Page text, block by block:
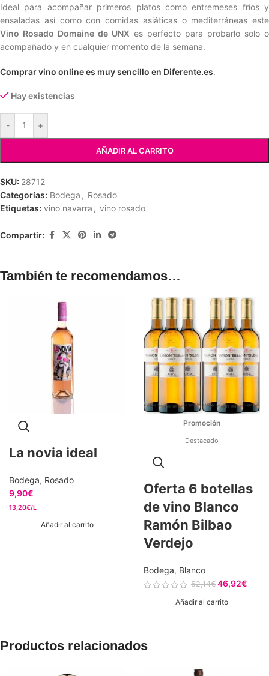
Ideal para acompañar primeros platos como entremeses fríos y
ensaladas así como con comidas asiáticas o mediterráneas este
Vino Rosado Domaine de UNX es perfecto para probarlo solo o
acompañado y en cualquier momento de la semana.
Comprar vino online es muy sencillo en Diferente.es.
Hay existencias
- +
AÑADIR AL CARRITO
SKU: 28712
Categorías: Bodega , Rosado
Etiquetas: vino navarra , vino rosado
Compartir:
También te recomendamos…
La novia ideal
Bodega, Rosado
9,90€
13,20€/L
Añadir al carrito
Destacado
Oferta 6 botellas
de vino Blanco
Ramón Bilbao
Verdejo
Bodega, Blanco
52,14€ 46,92€
Añadir al carrito
Productos relacionados